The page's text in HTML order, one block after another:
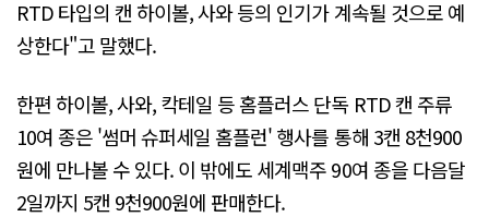
RTD 타입의 캔 하이볼, 사와 등의 인기가 계속될 것으로 예
상한다"고 말했다.
한편 하이볼, 사와, 칵테일 등 홈플러스 단독 RTD 캔 주류
10여 종은 '썸머 슈퍼세일 홈플런' 행사를 통해 3캔 8천900
원에 만나볼 수 있다. 이 밖에도 세계맥주 90여 종을 다음달
2일까지 5캔 9천900원에 판매한다.